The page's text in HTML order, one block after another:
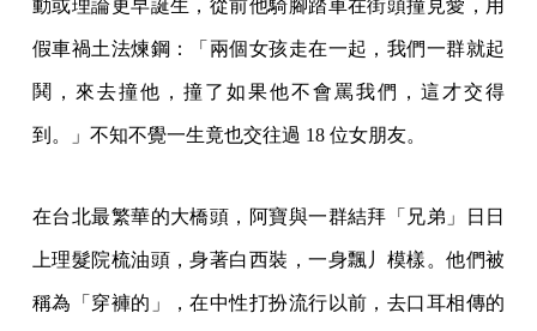
動或理論更早誕生，從前他騎腳踏車在街頭撞見愛，用
假車禍土法煉鋼：「兩個女孩走在一起，我們一群就起
鬨，來去撞他，撞了如果他不會罵我們，這才交得
到。」不知不覺一生竟也交往過 18 位女朋友。
在台北最繁華的大橋頭，阿寶與一群結拜「兄弟」日日
上理髮院梳油頭，身著白西裝，一身飄丿模樣。他們被
稱為「穿褲的」，在中性打扮流行以前，去口耳相傳的